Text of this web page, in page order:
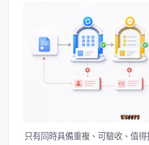
只有同時具備重複、可驗收、值